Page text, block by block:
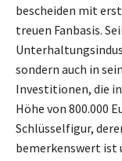
bescheiden mit
treuen Fanbasis.
sondern auch in
Investitionen, die
Höhe von 800.000
Schlüsselfigur,
bemerkenswert ist